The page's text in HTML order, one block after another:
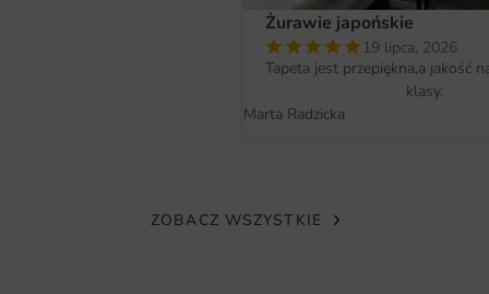
Fototapeta drukowana jest metodą lateksową w wysokiej
rozdzielczości, dzięki czemu kolory są nasycone, a detale
ostre nawet z bliskiej odległości. Farby są bezzapachowe,
bezpieczne dla domowników i posiadają certyfikaty
potwierdzające brak szkodliwych substancji.
powoduje refleksów.
Żurawie japońskie
19 lipca, 2026
Tapeta jest przepiękna,a jakość
klasy.
Marta Radzicka
ZOBACZ WSZYSTKIE